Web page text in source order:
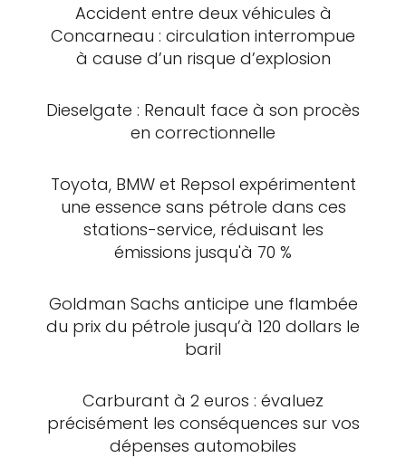
Accident entre deux véhicules à
Concarneau : circulation interrompue
à cause d’un risque d’explosion
Dieselgate : Renault face à son procès
en correctionnelle
Toyota, BMW et Repsol expérimentent
une essence sans pétrole dans ces
stations-service, réduisant les
émissions jusqu'à 70 %
Goldman Sachs anticipe une flambée
du prix du pétrole jusqu’à 120 dollars le
baril
Carburant à 2 euros : évaluez
précisément les conséquences sur vos
dépenses automobiles